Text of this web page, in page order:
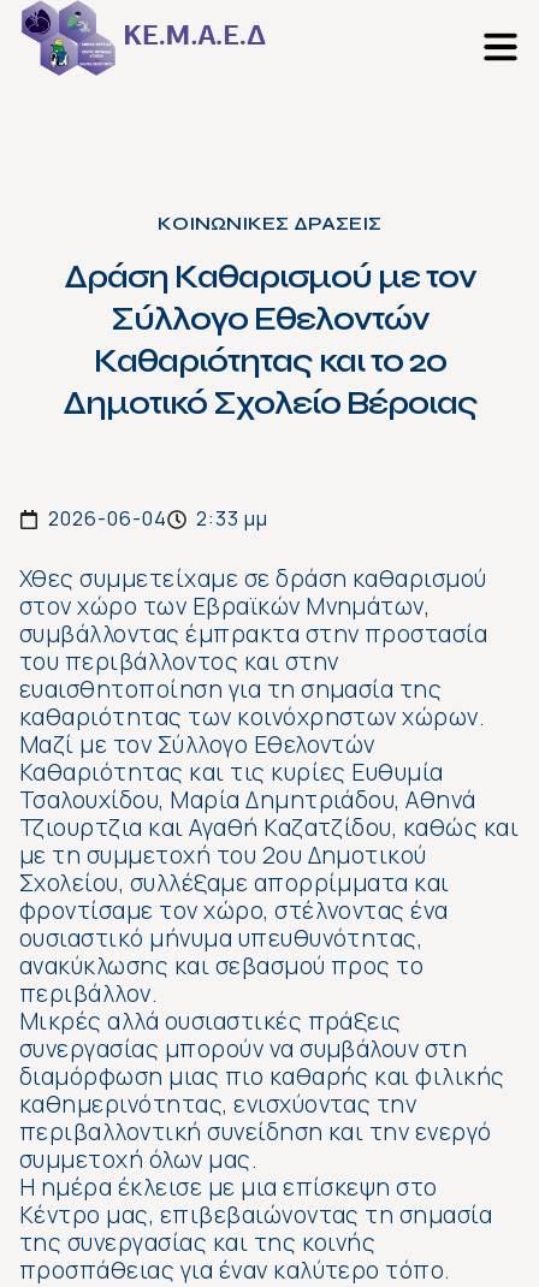
ΚΟΙΝΩΝΙΚΕΣ ΔΡΑΣΕΙΣ
Δράση Καθαρισμού με τον
Σύλλογο Εθελοντών
Καθαριότητας και το 2ο
Δημοτικό Σχολείο Βέροιας
2026-06-04 2:33 μμ
Χθες συμμετείχαμε σε δράση καθαρισμού
στον χώρο των Εβραϊκών Μνημάτων,
συμβάλλοντας έμπρακτα στην προστασία
του περιβάλλοντος και στην
ευαισθητοποίηση για τη σημασία της
καθαριότητας των κοινόχρηστων χώρων.
Μαζί με τον Σύλλογο Εθελοντών
Καθαριότητας και τις κυρίες Ευθυμία
Τσαλουχίδου, Μαρία Δημητριάδου, Αθηνά
Τζιουρτζια και Αγαθή Καζατζίδου, καθώς και
με τη συμμετοχή του 2ου Δημοτικού
Σχολείου, συλλέξαμε απορρίμματα και
φροντίσαμε τον χώρο, στέλνοντας ένα
ουσιαστικό μήνυμα υπευθυνότητας,
ανακύκλωσης και σεβασμού προς το
περιβάλλον.
Μικρές αλλά ουσιαστικές πράξεις
συνεργασίας μπορούν να συμβάλουν στη
διαμόρφωση μιας πιο καθαρής και φιλικής
καθημερινότητας, ενισχύοντας την
περιβαλλοντική συνείδηση και την ενεργό
συμμετοχή όλων μας.
Η ημέρα έκλεισε με μια επίσκεψη στο
Κέντρο μας, επιβεβαιώνοντας τη σημασία
της συνεργασίας και της κοινής
προσπάθειας για έναν καλύτερο τόπο.